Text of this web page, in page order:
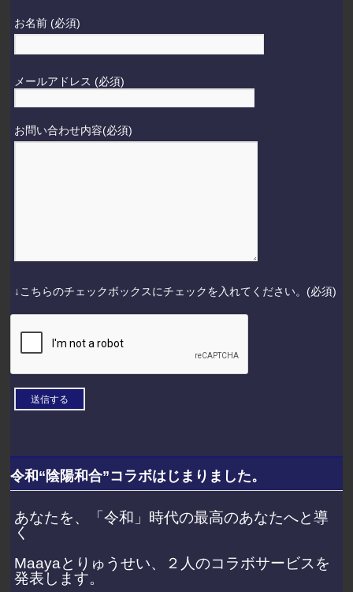
お名前 (必須)
メールアドレス (必須)
お問い合わせ内容(必須)
↓こちらのチェックボックスにチェックを入れてください。(必須)
令和“陰陽和合”コラボはじまりました。
あなたを、「令和」時代の最高のあなたへと導
く
Maayaとりゅうせい、２人のコラボサービスを
発表します。